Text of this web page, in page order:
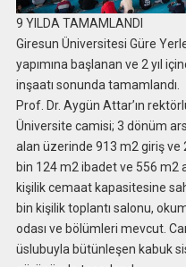
9 YILDA TAMAMLANDI
Giresun Üniversitesi Güre
yapımına başlanan ve 2 yıl
inşaatı sonunda tamamlandı.
Prof. Dr. Aygün Attar’ın
Üniversite camisi; 3 dönüm
alan üzerinde 913 m2 giriş ve
bin 124 m2 ibadet ve 556 m2
kişilik cemaat kapasitesine
bin kişilik toplantı salonu,
odası ve bölümleri mevcut.
üslubuyla bütünleşen kabuk